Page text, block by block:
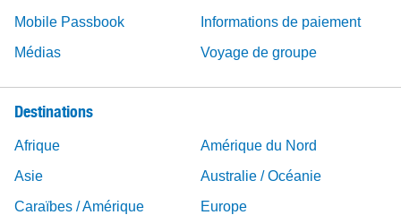
Mobile Passbook
Informations de paiement
Médias
Voyage de groupe
Destinations
Afrique
Amérique du Nord
Asie
Australie / Océanie
Caraïbes / Amérique
Europe